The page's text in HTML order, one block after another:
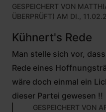
GESPEICHERT VON
ÜBERPRÜFT) AM DI.,
Kühnert's Rede
Man stelle sich vor,
Rede eines
wäre doch einmal ein
dieser Partei gewesen !!
GESPEICHERT VON